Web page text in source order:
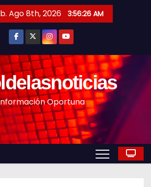
Ago 8th, 2026 3:56:28 AM
Oportuna